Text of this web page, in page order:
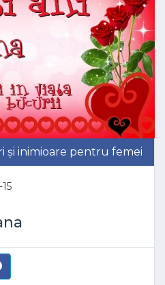
și inimioare pentru femei